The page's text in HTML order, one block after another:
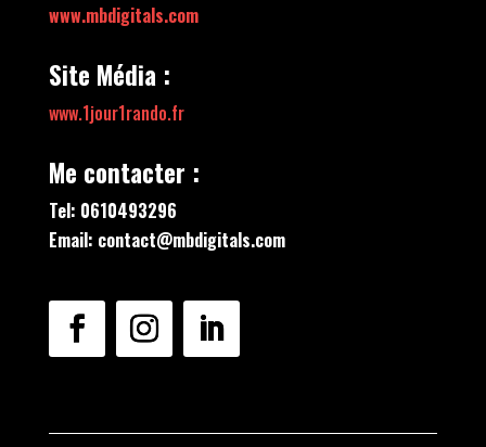
www.mbdigitals.com
Site Média :
www.1jour1rando.fr
Me contacter :
Tel: 0610493296
Email: contact@mbdigitals.com